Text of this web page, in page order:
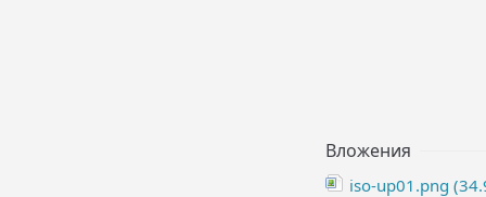
Вложения
iso-up01.png